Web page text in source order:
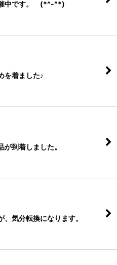
中です。 (*^-^*)
を着ました♪
到着しました。
、気分転換になります。